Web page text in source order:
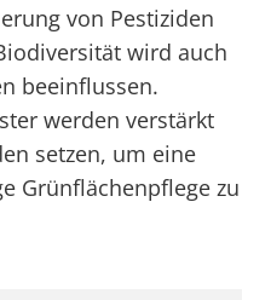
von Pestiziden
wird auch
beeinflussen.
werden verstärkt
setzen, um eine
Grünflächenpflege zu